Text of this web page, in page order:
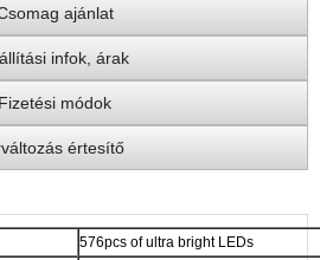
ajánlat
infok, árak
Fizetési módok
értesítő
576pcs of ultra bright LEDs